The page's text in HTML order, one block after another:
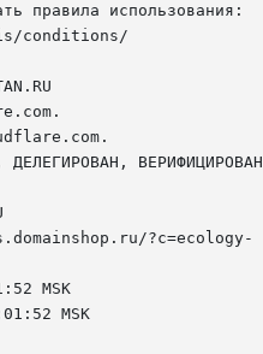
правила использования:
conditions/
ВЕРИФИЦИРОВАН
?c=ecology-
MSK
MSK